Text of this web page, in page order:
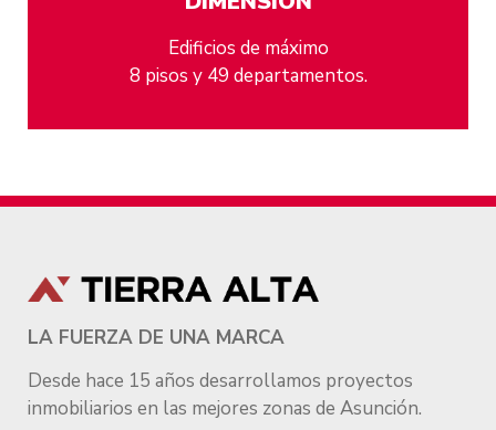
Edificios de máximo
8 pisos y 49 departamentos.
LA FUERZA DE UNA MARCA
Desde hace 15 años desarrollamos proyectos
inmobiliarios en las mejores zonas de Asunción.